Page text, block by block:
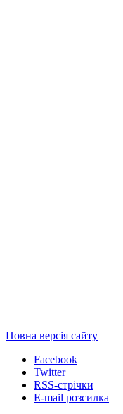
Повна версія сайту
Facebook
Twitter
RSS-стрічки
E-mail розсилка